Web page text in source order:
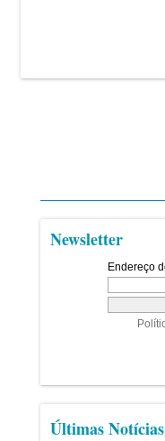
Newsletter
Últimas Notícias